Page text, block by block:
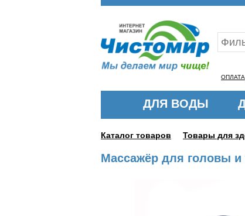
ОПЛАТА
ДЛЯ ВОДЫ
Каталог товаров Товары для
Массажёр для головы и